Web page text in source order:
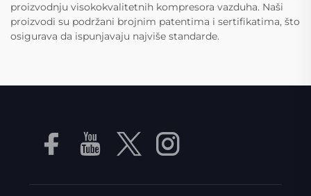
proizvodnju visokokvalitetnih kompresora vazduha. Naši
proizvodi su podržani brojnim patentima i sertifikatima, što
osigurava da ispunjavaju najviše standarde.